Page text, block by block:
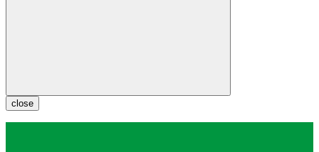
close